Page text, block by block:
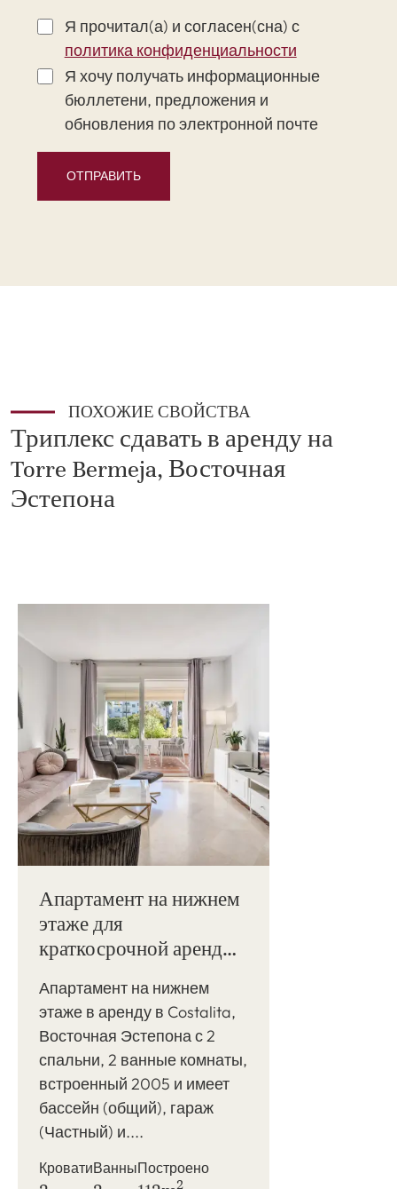
Я прочитал(а) и согласен(сна) с
политика конфиденциальности
Я хочу получать информационные
бюллетени, предложения и
обновления по электронной почте
ОТПРАВИТЬ
ПОХОЖИЕ СВОЙСТВА
Триплекс сдавать в аренду на
Torre Bermeja, Восточная
Эстепона
Апартамент на нижнем
этаже для
краткосрочной аренды
Эстепона
Апартамент на нижнем
этаже в аренду в Costalita,
Восточная Эстепона с 2
спальни, 2 ванные комнаты,
встроенный 2005 и имеет
бассейн (общий), гараж
(Частный) и....
КроватиВанныПостроено
2